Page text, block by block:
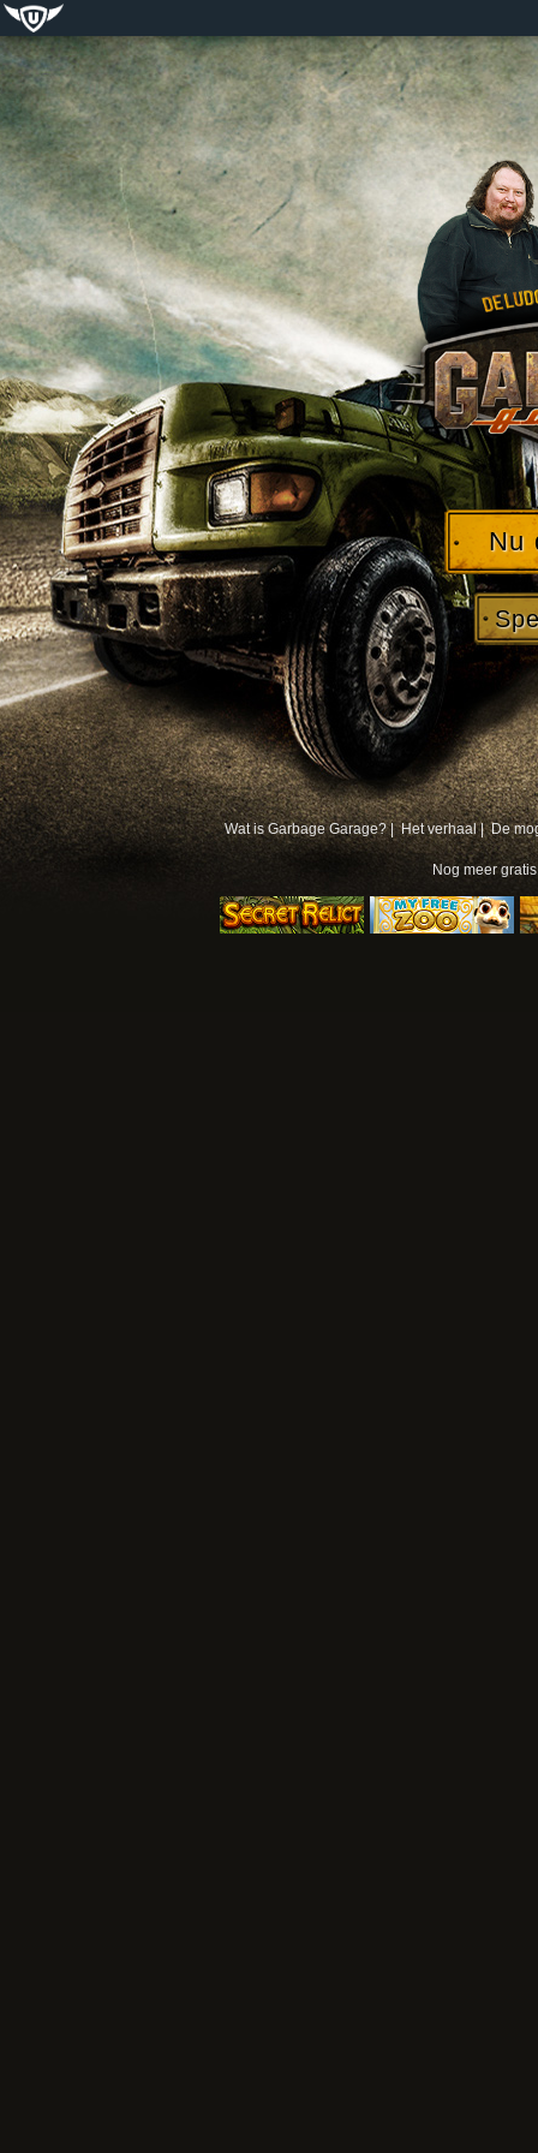
Nu
Wat is Garbage Garage? | Het verhaal | De
Nog meer